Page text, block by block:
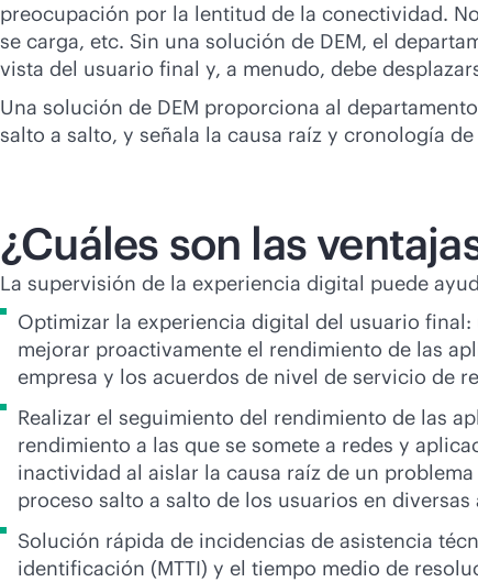
preocupación por la lentitud de la conectividad.
se carga, etc. Sin una solución de DEM, el
vista del usuario final y, a menudo, debe
Una solución de DEM proporciona al
salto a salto, y señala la causa raíz y cronología
¿Cuáles son las
La supervisión de la experiencia digital puede
Optimizar la experiencia digital del usuario
mejorar proactivamente el rendimiento de las
empresa y los acuerdos de nivel de servicio de
Realizar el seguimiento del rendimiento de las
rendimiento a las que se somete a redes y
inactividad al aislar la causa raíz de un
proceso salto a salto de los usuarios en
Solución rápida de incidencias de asistencia
identificación (MTTI) y el tiempo medio de